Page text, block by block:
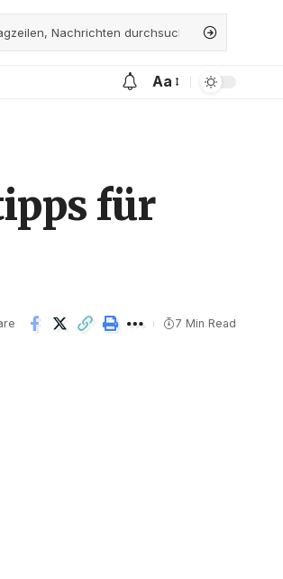
Aa
für
7 Min Read